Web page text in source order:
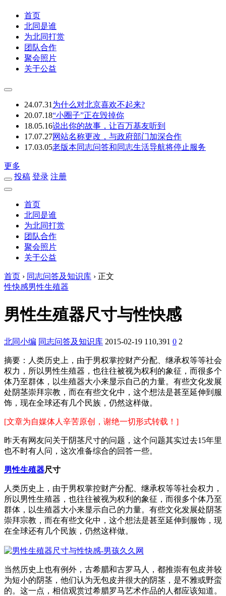
首页
北同是谁
为北同打赏
团队合作
聚会照片
关于公益
24.07.31为什么对北京喜欢不起来?
20.07.18“小圈子”正在毁掉你
18.05.16说出你的故事，让百万基友听到
17.07.27网站名称更改，与政府部门加深合作
17.03.05老版本同志问答和同志生活导航将停止服务
更多
投稿 登录 注册
首页
北同是谁
为北同打赏
团队合作
聚会照片
关于公益
首页 › 同志问答及知识库 › 正文
性快感男性生殖器
男性生殖器尺寸与性快感
北同小编 同志问答及知识库 2015-02-19 110,391 0 2
摘要： 人类历史上，由于男权掌控财产分配、继承权等等社会
权力，所以男性生殖器，也往往被视为权利的象征，而很多个
体乃至群体，以生殖器大小来显示自己的力量。有些文化发展
处阴茎崇拜宗教，而在有些文化中，这个想法是甚至延伸到服
饰，现在全球还有几个民族，仍然这样做。
[文章为自媒体人辛苦原创，谢绝一切形式转载！]
昨天有网友问关于阴茎尺寸的问题，这个问题其实过去15年里
也不时有人问，这次准备综合的回答一些。
男性生殖器尺寸
人类历史上，由于男权掌控财产分配、继承权等等社会权力，
所以男性生殖器，也往往被视为权利的象征，而很多个体乃至
群体，以生殖器大小来显示自己的力量。有些文化发展处阴茎
崇拜宗教，而在有些文化中，这个想法是甚至延伸到服饰，现
在全球还有几个民族，仍然这样做。
当然历史上也有例外，古希腊和古罗马人，都推崇有包皮并较
为短小的阴茎，他们认为无包皮并很大的阴茎，是不雅或野蛮
的。这一点，相信观赏过希腊罗马艺术作品的人都应该知道。